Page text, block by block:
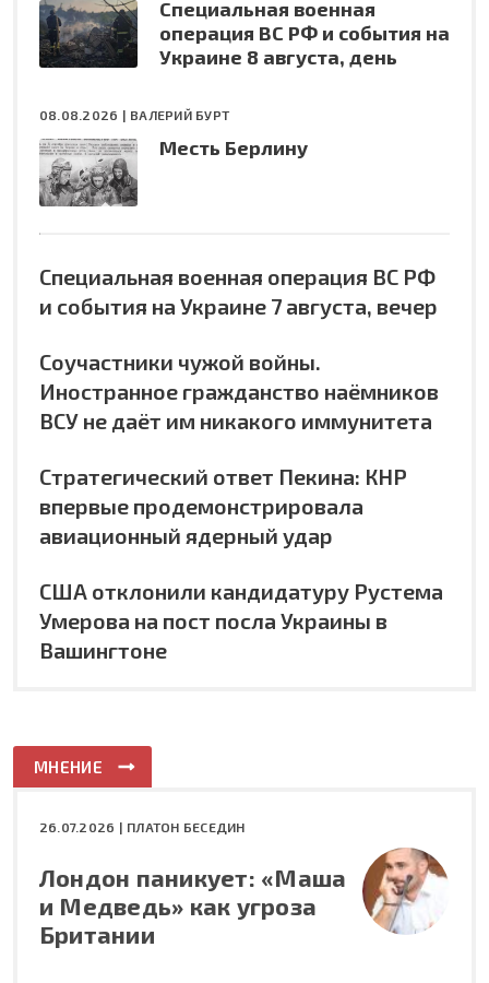
Специальная военная
операция ВС РФ и события на
Украине 8 августа, день
08.08.2026 | ВАЛЕРИЙ БУРТ
Месть Берлину
Специальная военная операция ВС РФ
и события на Украине 7 августа, вечер
Соучастники чужой войны.
Иностранное гражданство наёмников
ВСУ не даёт им никакого иммунитета
Стратегический ответ Пекина: КНР
впервые продемонстрировала
авиационный ядерный удар
США отклонили кандидатуру Рустема
Умерова на пост посла Украины в
Вашингтоне
МНЕНИЕ
26.07.2026 | ПЛАТОН БЕСЕДИН
Лондон паникует: «Маша
и Медведь» как угроза
Британии